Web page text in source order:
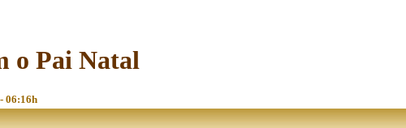
o Pai Natal
06:16h